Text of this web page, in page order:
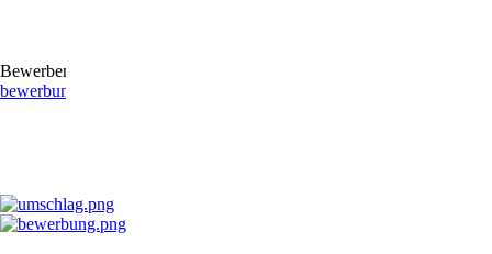
Bewerben Sie sich online oder per E-Mail
bewerbung@stb-becker-zeiler.de